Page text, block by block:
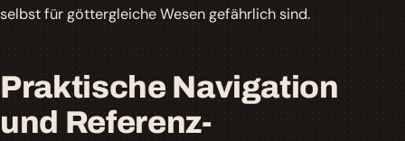
selbst für göttergleiche Wesen gefährlich sind.
Praktische Navigation
und Referenz-